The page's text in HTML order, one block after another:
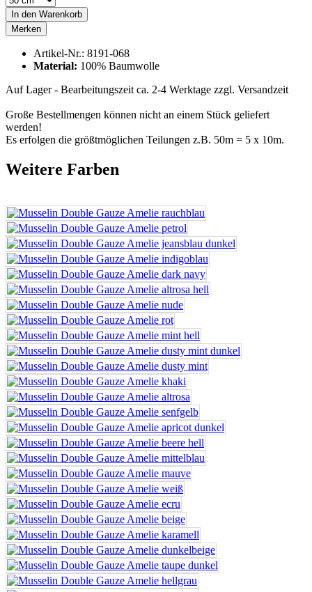
In den Warenkorb
Merken
Artikel-Nr.: 8191-068
Material: 100% Baumwolle
Auf Lager - Bearbeitungszeit ca. 2-4 Werktage zzgl. Versandzeit
Große Bestellmengen können nicht an einem Stück geliefert
werden!
Es erfolgen die größtmöglichen Teilungen z.B. 50m = 5 x 10m.
Weitere Farben